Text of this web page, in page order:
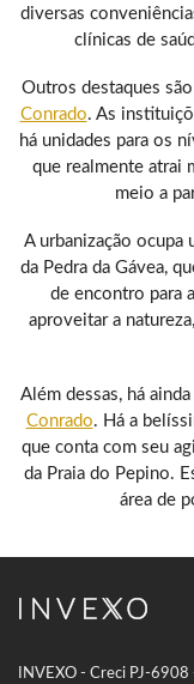
diversas
clínicas de
Outros destaques
Conrado. As
há unidades para os
que realmente atrai
meio a
A urbanização ocupa
da Pedra da Gávea,
de encontro para
aproveitar a
Além dessas, há
Conrado. Há a
que conta com seu
da Praia do Pepino.
área de
INVEXO - Creci PJ-